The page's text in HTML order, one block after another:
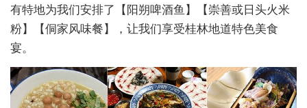
有特地为我们安排了【阳朔啤酒鱼】【崇善或日头火米
粉】【侗家风味餐】，让我们享受桂林地道特色美食
宴。